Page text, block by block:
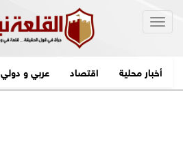
أخبار محلية اقتصاد عربي و دولي